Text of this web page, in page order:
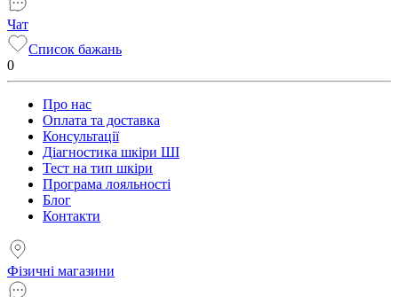
Чат
Список бажань
0
Про нас
Оплата та доставка
Консультації
Діагностика шкіри ШІ
Тест на тип шкіри
Програма лояльності
Блог
Контакти
Фізичні магазини